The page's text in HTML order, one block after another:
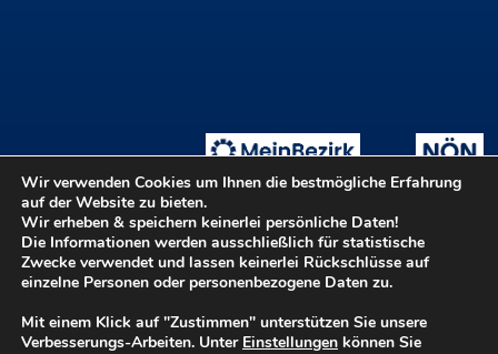
Tage der offenen Ateliers Teilnahmebedingungen
Login ::
Hilfe Kontakt
Barrierefreiheit
Wir verwenden Cookies um Ihnen die bestmögliche Erfahrung
auf der Website zu bieten.
Wir erheben & speichern keinerlei persönliche Daten!
Die Informationen werden ausschließlich für statistische
Zwecke verwendet und lassen keinerlei Rückschlüsse auf
einzelne Personen oder personenbezogene Daten zu.
Mit einem Klick auf "Zustimmen" unterstützen Sie unsere
Verbesserungs-Arbeiten. Unter Einstellungen können Sie